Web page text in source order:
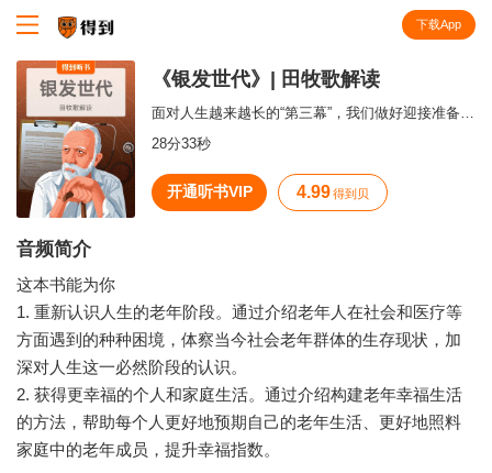
下载App
《银发世代》| 田牧歌解读
面对人生越来越长的“第三幕”，我们做好迎接准备了吗？
28分33秒
开通听书VIP 4.99 得到贝
音频简介
这本书能为你
1. 重新认识人生的老年阶段。通过介绍老年人在社会和医疗等
方面遇到的种种困境，体察当今社会老年群体的生存现状，加
深对人生这一必然阶段的认识。
2. 获得更幸福的个人和家庭生活。通过介绍构建老年幸福生活
的方法，帮助每个人更好地预期自己的老年生活、更好地照料